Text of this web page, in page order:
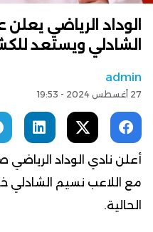
الوداد الرياضي
الشادلي ويستعد
admin
27 أغسطس 2024 - 19:53
أعلن نادي الوداد الرياضي
مع اللاعب نسيم الشادلي
الحالية.